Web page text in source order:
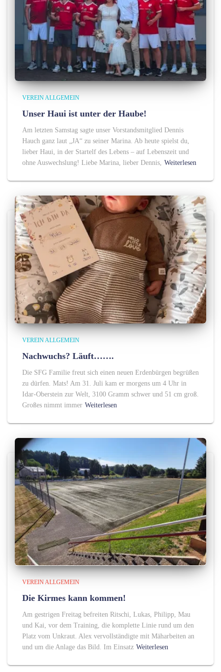
VEREIN ALLGEMEIN
Unser Haui ist unter der Haube!
Am letzten Samstag sagte unser Vorstandsmitglied Dennis
Hauch ganz laut „JA“ zu seiner Marina. Ab heute spielst du,
lieber Haui, in der Startelf des Lebens – auf Lebenszeit und
ohne Auswechslung! Liebe Marina, lieber Dennis, Weiterlesen
VEREIN ALLGEMEIN
Nachwuchs? Läuft…….
Die SFG Familie freut sich einen neuen Erdenbürgen begrüßen
zu dürfen. Mats! Am 31. Juli kam er morgens um 4 Uhr in
Idar-Oberstein zur Welt, 3100 Gramm schwer und 51 cm groß.
Großes nimmt immer Weiterlesen
VEREIN ALLGEMEIN
Die Kirmes kann kommen!
Am gestrigen Freitag befreiten Ritschi, Lukas, Philipp, Mau
und Kai, vor dem Training, die komplette Linie rund um den
Platz vom Unkraut. Alex vervollständigte mit Mäharbeiten an
und um die Anlage das Bild. Im Einsatz Weiterlesen